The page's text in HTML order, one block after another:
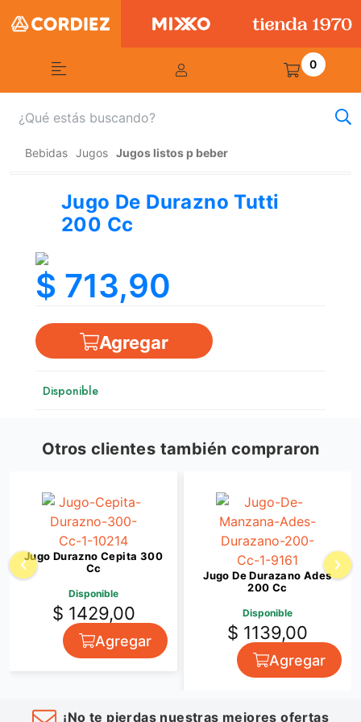
0
Bebidas Jugos Jugos listos p beber
Jugo De Durazno Tutti
200 Cc
$ 713,90
Agregar
Disponible
Otros clientes también compraron
Jugo Durazno Cepita 300
Cc
Disponible
$ 1429,00
Agregar
Jugo De Durazano Ades
200 Cc
Disponible
$ 1139,00
Agregar
¡No te pierdas nuestras mejores ofertas